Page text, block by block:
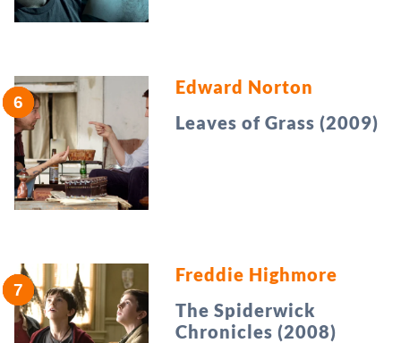
Edward Norton
Leaves of Grass (2009)
Freddie Highmore
The Spiderwick
Chronicles (2008)